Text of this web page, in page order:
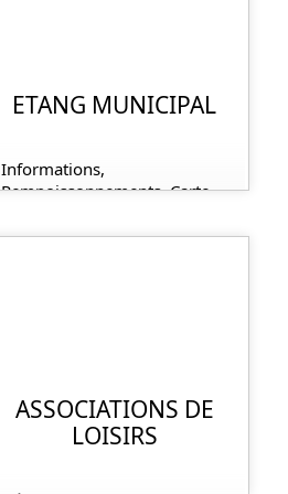
ETANG MUNICIPAL
Informations,
Rempoissonnements, Carte
ASSOCIATIONS DE
LOISIRS